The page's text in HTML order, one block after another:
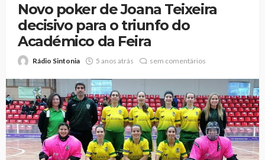
Novo poker de Joana Teixeira
decisivo para o triunfo do
Académico da Feira
Rádio Sintonia 5 anos atrás sem comentários